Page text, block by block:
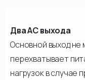
Два АС выхода
Основной выход
перехватывает
нагрузок в случае